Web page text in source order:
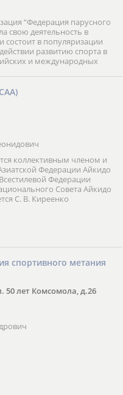
“Федерация парусного
свою деятельность в
состоит в популяризации
развитию спорта в
и международных
коллективным членом и
Федерации Айкидо
Федерации
Совета Айкидо
С. В. Киреенко
спортивного метания
50 лет Комсомола, д.26